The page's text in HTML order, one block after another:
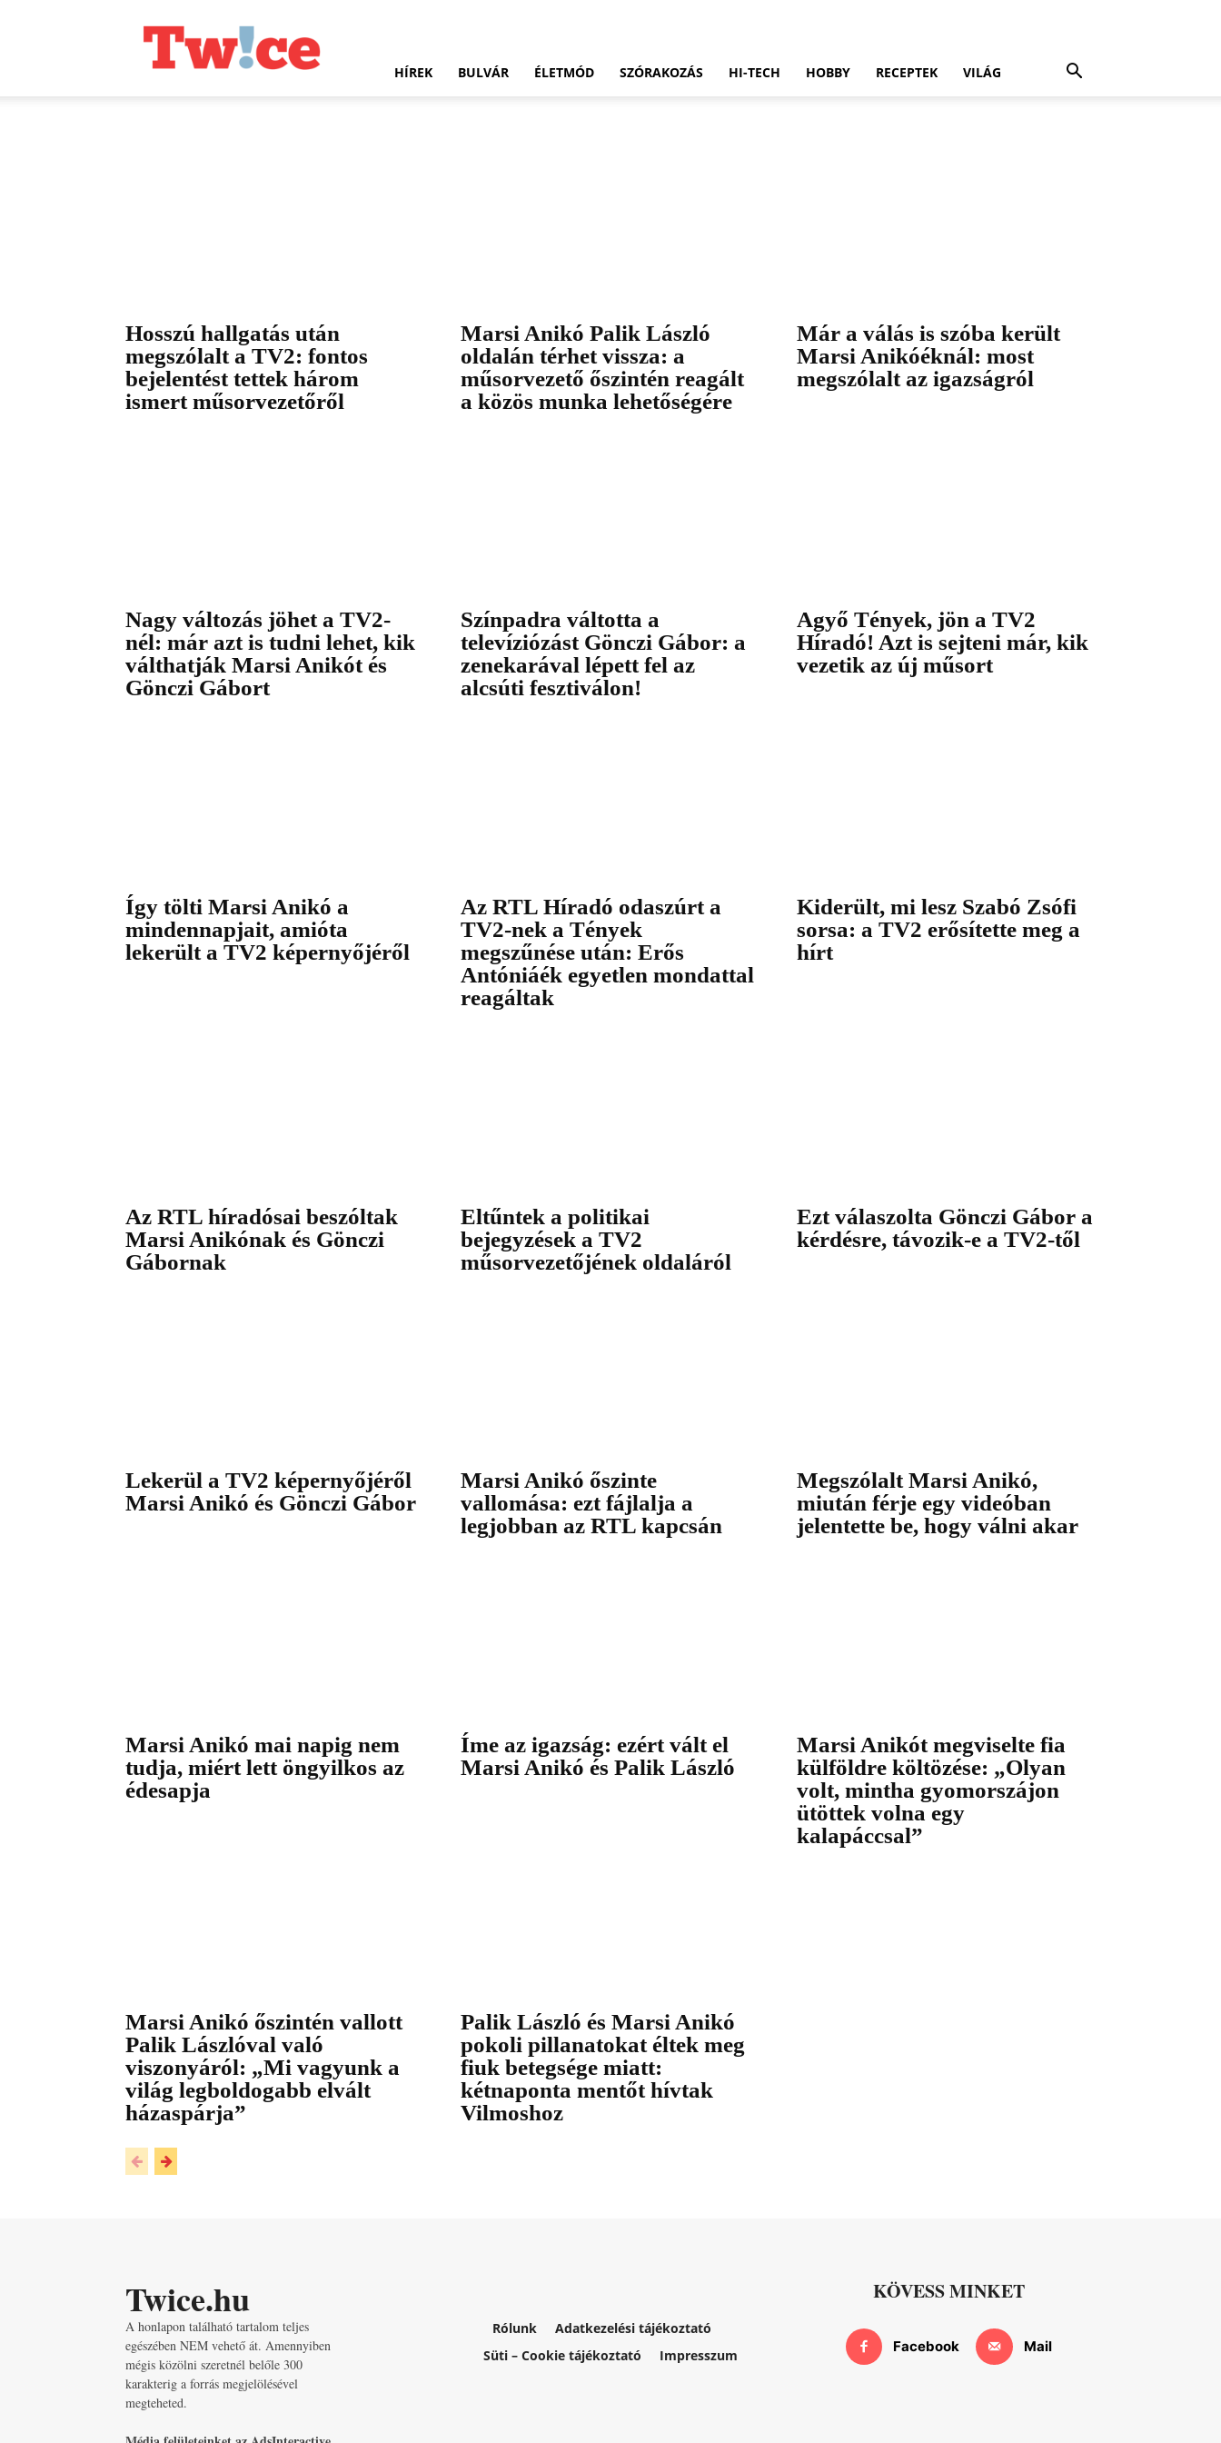
HÍREK BULVÁR ÉLETMÓD SZÓRAKOZÁS HI-TECH HOBBY RECEPTEK VILÁG
Hosszú hallgatás után
megszólalt a TV2: fontos
bejelentést tettek három
ismert műsorvezetőről
Marsi Anikó Palik László
oldalán térhet vissza: a
műsorvezető őszintén reagált
a közös munka lehetőségére
Már a válás is szóba került
Marsi Anikóéknál: most
megszólalt az igazságról
Nagy változás jöhet a TV2-
nél: már azt is tudni lehet, kik
válthatják Marsi Anikót és
Gönczi Gábort
Színpadra váltotta a
televíziózást Gönczi Gábor: a
zenekarával lépett fel az
alcsúti fesztiválon!
Agyő Tények, jön a TV2
Híradó! Azt is sejteni már, kik
vezetik az új műsort
Így tölti Marsi Anikó a
mindennapjait, amióta
lekerült a TV2 képernyőjéről
Az RTL Híradó odaszúrt a
TV2-nek a Tények
megszűnése után: Erős
Antóniáék egyetlen mondattal
reagáltak
Kiderült, mi lesz Szabó Zsófi
sorsa: a TV2 erősítette meg a
hírt
Az RTL híradósai beszóltak
Marsi Anikónak és Gönczi
Gábornak
Eltűntek a politikai
bejegyzések a TV2
műsorvezetőjének oldaláról
Ezt válaszolta Gönczi Gábor a
kérdésre, távozik-e a TV2-től
Lekerül a TV2 képernyőjéről
Marsi Anikó és Gönczi Gábor
Marsi Anikó őszinte
vallomása: ezt fájlalja a
legjobban az RTL kapcsán
Megszólalt Marsi Anikó,
miután férje egy videóban
jelentette be, hogy válni akar
Marsi Anikó mai napig nem
tudja, miért lett öngyilkos az
édesapja
Íme az igazság: ezért vált el
Marsi Anikó és Palik László
Marsi Anikót megviselte fia
külföldre költözése: „Olyan
volt, mintha gyomorszájon
ütöttek volna egy
kalapáccsal”
Marsi Anikó őszintén vallott
Palik Lászlóval való
viszonyáról: „Mi vagyunk a
világ legboldogabb elvált
házaspárja”
Palik László és Marsi Anikó
pokoli pillanatokat éltek meg
fiuk betegsége miatt:
kétnaponta mentőt hívtak
Vilmoshoz
Twice.hu
A honlapon található tartalom teljes
egészében NEM vehető át. Amennyiben
mégis közölni szeretnél belőle 300
karakterig a forrás megjelölésével
megteheted.
Rólunk
Adatkezelési tájékoztató
Süti – Cookie tájékoztató
Impresszum
KÖVESS MINKET
Facebook Mail